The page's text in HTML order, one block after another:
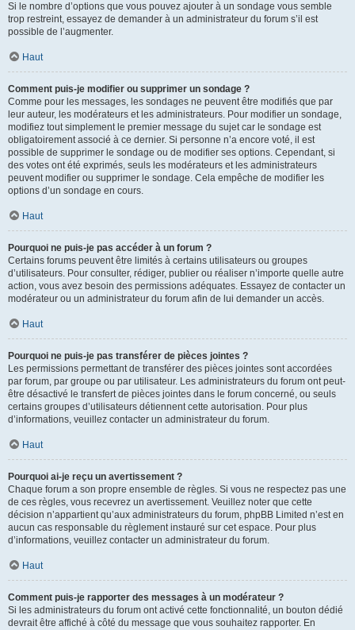
Si le nombre d’options que vous pouvez ajouter à un sondage vous semble
trop restreint, essayez de demander à un administrateur du forum s’il est
possible de l’augmenter.
Haut
Comment puis-je modifier ou supprimer un sondage ?
Comme pour les messages, les sondages ne peuvent être modifiés que par
leur auteur, les modérateurs et les administrateurs. Pour modifier un sondage,
modifiez tout simplement le premier message du sujet car le sondage est
obligatoirement associé à ce dernier. Si personne n’a encore voté, il est
possible de supprimer le sondage ou de modifier ses options. Cependant, si
des votes ont été exprimés, seuls les modérateurs et les administrateurs
peuvent modifier ou supprimer le sondage. Cela empêche de modifier les
options d’un sondage en cours.
Haut
Pourquoi ne puis-je pas accéder à un forum ?
Certains forums peuvent être limités à certains utilisateurs ou groupes
d’utilisateurs. Pour consulter, rédiger, publier ou réaliser n’importe quelle autre
action, vous avez besoin des permissions adéquates. Essayez de contacter un
modérateur ou un administrateur du forum afin de lui demander un accès.
Haut
Pourquoi ne puis-je pas transférer de pièces jointes ?
Les permissions permettant de transférer des pièces jointes sont accordées
par forum, par groupe ou par utilisateur. Les administrateurs du forum ont peut-
être désactivé le transfert de pièces jointes dans le forum concerné, ou seuls
certains groupes d’utilisateurs détiennent cette autorisation. Pour plus
d’informations, veuillez contacter un administrateur du forum.
Haut
Pourquoi ai-je reçu un avertissement ?
Chaque forum a son propre ensemble de règles. Si vous ne respectez pas une
de ces règles, vous recevrez un avertissement. Veuillez noter que cette
décision n’appartient qu’aux administrateurs du forum, phpBB Limited n’est en
aucun cas responsable du règlement instauré sur cet espace. Pour plus
d’informations, veuillez contacter un administrateur du forum.
Haut
Comment puis-je rapporter des messages à un modérateur ?
Si les administrateurs du forum ont activé cette fonctionnalité, un bouton dédié
devrait être affiché à côté du message que vous souhaitez rapporter. En